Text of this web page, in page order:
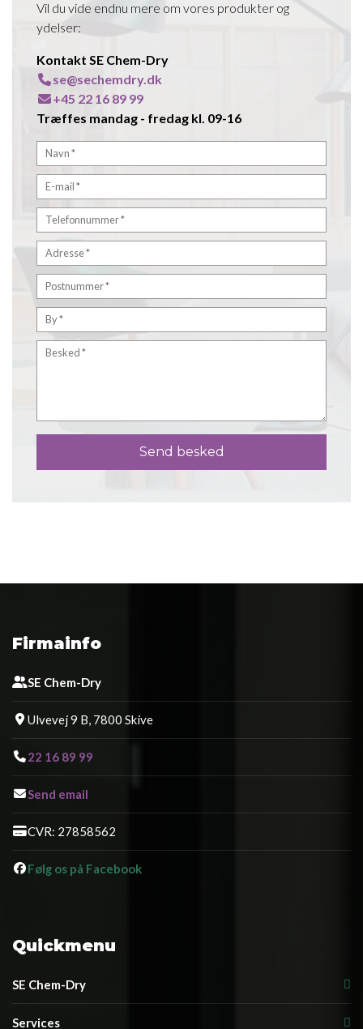
Vil du vide endnu mere om vores produkter og
ydelser:
Kontakt SE Chem-Dry
se@sechemdry.dk
+45 22 16 89 99
Træffes mandag - fredag kl. 09-16
Firmainfo
SE Chem-Dry
Ulvevej 9 B, 7800 Skive
22 16 89 99
Send email
CVR: 27858562
Følg os på Facebook
Quickmenu
SE Chem-Dry
Services